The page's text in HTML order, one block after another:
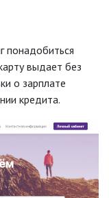
понадобиться
выдает без
о зарплате
кредита.